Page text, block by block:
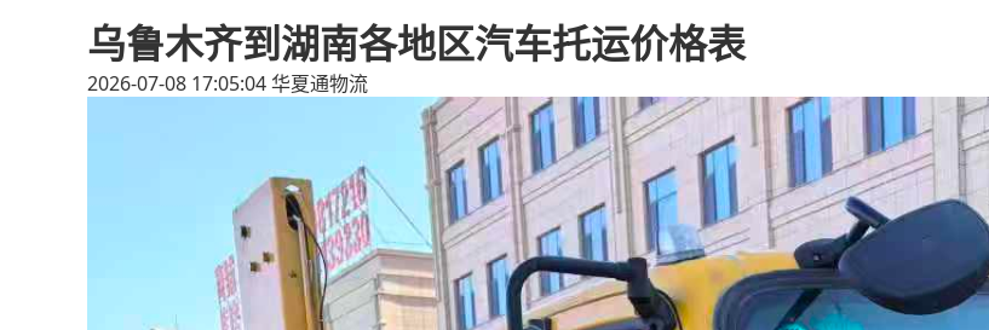
乌鲁木齐到湖南各地区汽车托运价格表
2026-07-08 17:05:04华夏通物流